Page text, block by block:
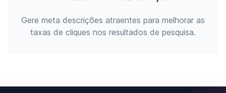
Gere meta descrições atraentes para melhorar as
taxas de cliques nos resultados de pesquisa.